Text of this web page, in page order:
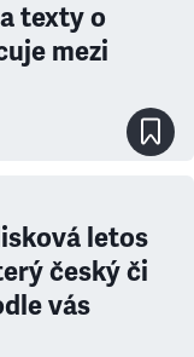
texty o
mezi
letos
český či
vás